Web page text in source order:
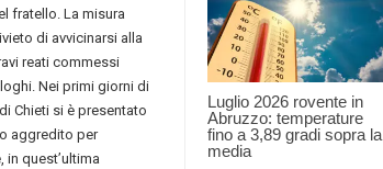
Luglio 2026 rovente in
Abruzzo: temperature
fino a 3,89 gradi sopra la
media
fratello. La misura
di avvicinarsi alla
reati commessi
Nei primi giorni di
Chieti si è presentato
aggredito per
in quest’ultima